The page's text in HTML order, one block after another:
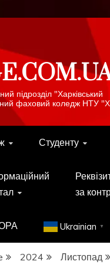
підрозділ "Харківський
фаховий коледж НТУ
Студенту
за
Ukrainian ▼
2024 Листопад